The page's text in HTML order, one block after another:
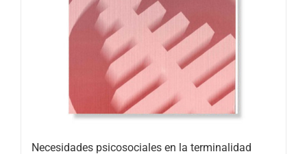
Necesidades psicosociales en la terminalidad